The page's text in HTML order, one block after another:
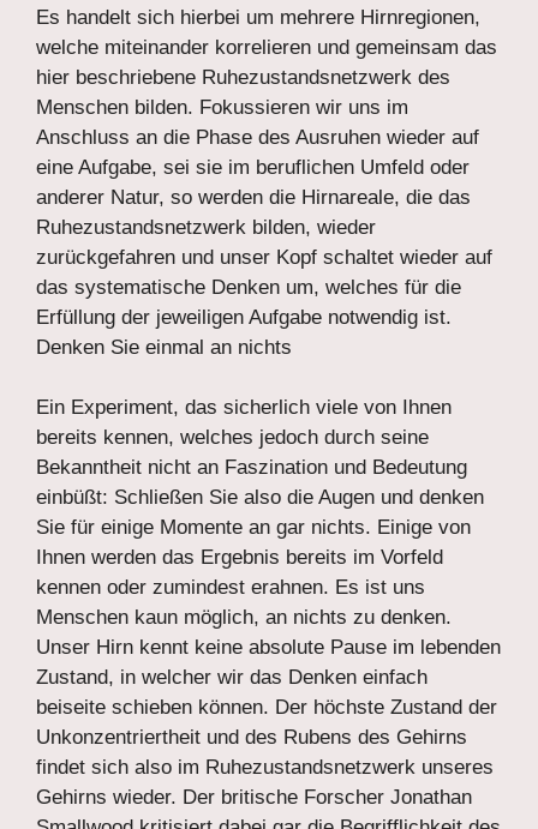
Es handelt sich hierbei um mehrere Hirnregionen,
welche miteinander korrelieren und gemeinsam das
hier beschriebene Ruhezustandsnetzwerk des
Menschen bilden. Fokussieren wir uns im
Anschluss an die Phase des Ausruhen wieder auf
eine Aufgabe, sei sie im beruflichen Umfeld oder
anderer Natur, so werden die Hirnareale, die das
Ruhezustandsnetzwerk bilden, wieder
zurückgefahren und unser Kopf schaltet wieder auf
das systematische Denken um, welches für die
Erfüllung der jeweiligen Aufgabe notwendig ist.
Denken Sie einmal an nichts
Ein Experiment, das sicherlich viele von Ihnen
bereits kennen, welches jedoch durch seine
Bekanntheit nicht an Faszination und Bedeutung
einbüßt: Schließen Sie also die Augen und denken
Sie für einige Momente an gar nichts. Einige von
Ihnen werden das Ergebnis bereits im Vorfeld
kennen oder zumindest erahnen. Es ist uns
Menschen kaun möglich, an nichts zu denken.
Unser Hirn kennt keine absolute Pause im lebenden
Zustand, in welcher wir das Denken einfach
beiseite schieben können. Der höchste Zustand der
Unkonzentriertheit und des Rubens des Gehirns
findet sich also im Ruhezustandsnetzwerk unseres
Gehirns wieder. Der britische Forscher Jonathan